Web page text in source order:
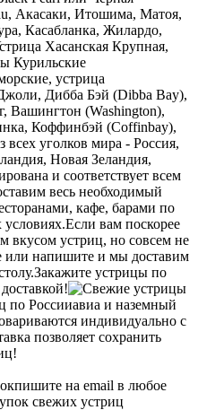
Акасаки, Итошима, Матоя,
Касабланка, Жилардо,
Хасанская Крупная,
Курильские
устрица
Дибба Бэй (Dibba Bay),
Вашингтон (Washington),
Коффинбэй (Coffinbay),
всех уголков мира - Россия,
Новая Зеландия,
и соответствует всем
весь необходимый
кафе, барами по
Если вам поскорее
вкусом устриц, но совсем не
или напишите и мы доставим
Закажите устрицы по
по Россииавиа и наземный
индивидуально с
позволяет сохранить
пишите на email в любое
свежих устриц